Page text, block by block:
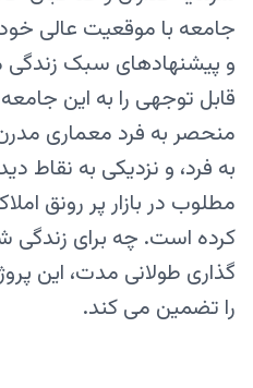
جامعه با موقعیت عالی
و پیشنهادهای سبک زندگی
قابل توجهی را به این
منحصر به فرد معماری
به فرد، و نزدیکی به نقاط
مطلوب در بازار پر رونق
کرده است. چه برای
گذاری طولانی مدت، این
را تضمین می کند.